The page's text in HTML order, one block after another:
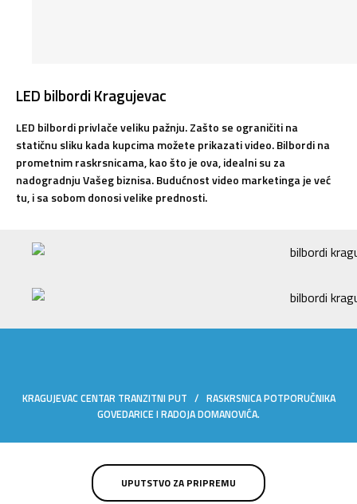
LED bilbordi Kragujevac
LED bilbordi privlače veliku pažnju. Zašto se ograničiti na
statičnu sliku kada kupcima možete prikazati video. Bilbordi na
prometnim raskrsnicama, kao što je ova, idealni su za
nadogradnju Vašeg biznisa. Budućnost video marketinga je već
tu, i sa sobom donosi velike prednosti.
KRAGUJEVAC CENTAR TRANZITNI PUT / RASKRSNICA POTPORUČNIKA
GOVEDARICE I RADOJA DOMANOVIĆA.
UPUTSTVO ZA PRIPREMU